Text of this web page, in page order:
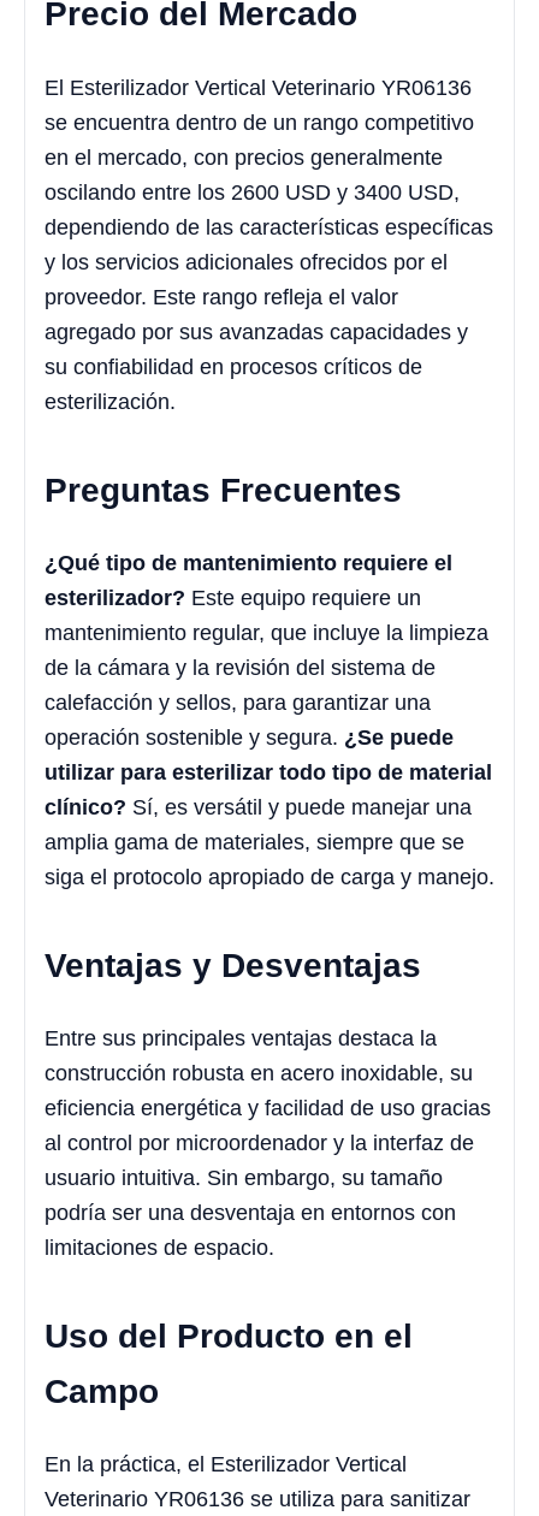
Precio del Mercado
El Esterilizador Vertical Veterinario YR06136
se encuentra dentro de un rango competitivo
en el mercado, con precios generalmente
oscilando entre los 2600 USD y 3400 USD,
dependiendo de las características específicas
y los servicios adicionales ofrecidos por el
proveedor. Este rango refleja el valor
agregado por sus avanzadas capacidades y
su confiabilidad en procesos críticos de
esterilización.
Preguntas Frecuentes
¿Qué tipo de mantenimiento requiere el
esterilizador? Este equipo requiere un
mantenimiento regular, que incluye la limpieza
de la cámara y la revisión del sistema de
calefacción y sellos, para garantizar una
operación sostenible y segura. ¿Se puede
utilizar para esterilizar todo tipo de material
clínico? Sí, es versátil y puede manejar una
amplia gama de materiales, siempre que se
siga el protocolo apropiado de carga y manejo.
Ventajas y Desventajas
Entre sus principales ventajas destaca la
construcción robusta en acero inoxidable, su
eficiencia energética y facilidad de uso gracias
al control por microordenador y la interfaz de
usuario intuitiva. Sin embargo, su tamaño
podría ser una desventaja en entornos con
limitaciones de espacio.
Uso del Producto en el
Campo
En la práctica, el Esterilizador Vertical
Veterinario YR06136 se utiliza para sanitizar